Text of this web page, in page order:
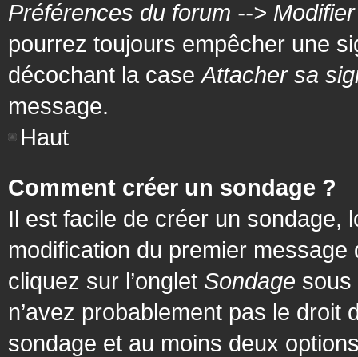
Préférences du forum -->
pourrez toujours empêcher une
décochant la caseAttacher sa
message.
Haut
Comment créer un sondage ?
Il est facile de créer un sondage,
modification du premier
cliquez sur l’onglet Sondage sous
n’avez probablement pas le
sondage et au moins deux